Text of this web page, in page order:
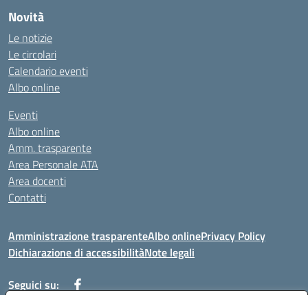
Novità
Le notizie
Le circolari
Calendario eventi
Albo online
Eventi
Albo online
Amm. trasparente
Area Personale ATA
Area docenti
Contatti
Amministrazione trasparenteAlbo onlinePrivacy Policy
Dichiarazione di accessibilitàNote legali
Seguici su: